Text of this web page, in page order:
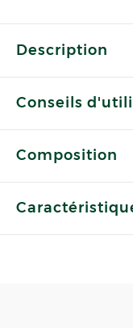
Description
Conseils
Composition